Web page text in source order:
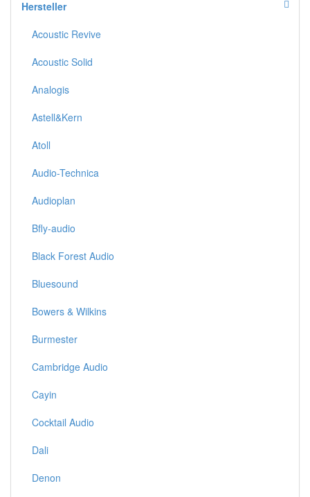
Hersteller
Acoustic Revive
Acoustic Solid
Analogis
Astell&Kern
Atoll
Audio-Technica
Audioplan
Bfly-audio
Black Forest Audio
Bluesound
Bowers & Wilkins
Burmester
Cambridge Audio
Cayin
Cocktail Audio
Dali
Denon